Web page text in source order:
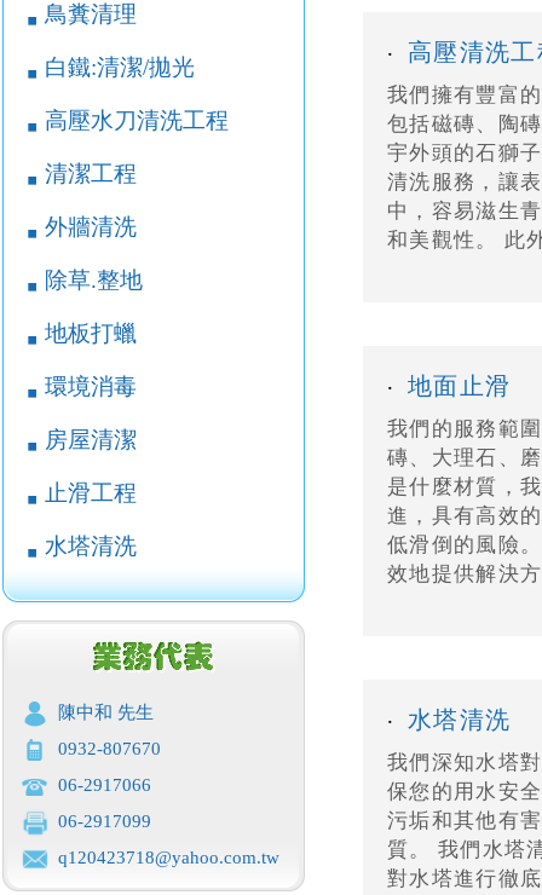
￭ 鳥糞清理
￭ 白鐵:清潔/拋光
￭ 高壓水刀清洗工程
￭ 清潔工程
￭ 外牆清洗
￭ 除草.整地
￭ 地板打蠟
￭ 環境消毒
￭ 房屋清潔
￭ 止滑工程
￭ 水塔清洗
陳中和 先生
0932-807670
06-2917066
06-2917099
q120423718@yahoo.com.tw
‧ 高壓清洗工
我們擁有豐富
包括磁磚、陶
宇外頭的石獅
清洗服務，讓
中，容易滋生
和美觀性。 此
‧ 地面止滑
我們的服務範
磚、大理石、
是什麼材質，
進，具有高效
低滑倒的風險
效地提供解決
‧ 水塔清洗
我們深知水塔
保您的用水安
污垢和其他有
質。 我們水塔
對水塔進行徹